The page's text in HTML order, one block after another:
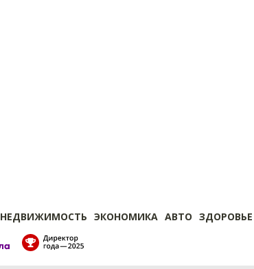
НЕДВИЖИМОСТЬ ЭКОНОМИКА АВТО ЗДОРОВЬЕ